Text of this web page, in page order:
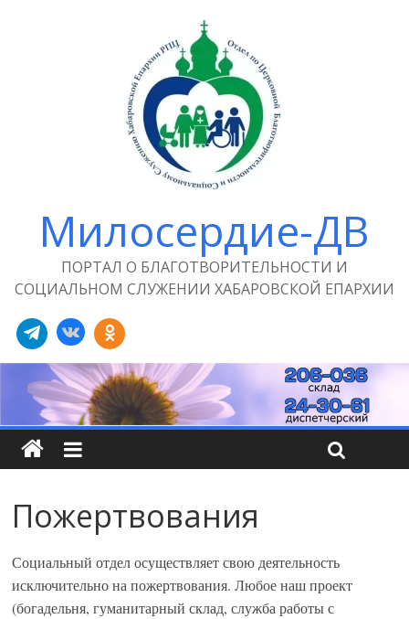
Милосердие-ДВ
ПОРТАЛ О БЛАГОТВОРИТЕЛЬНОСТИ И
СОЦИАЛЬНОМ СЛУЖЕНИИ ХАБАРОВСКОЙ ЕПАРХИИ
Пожертвования
Социальный отдел осуществляет свою деятельность
исключительно на пожертвования. Любое наш проект
(богадельня, гуманитарный склад, служба работы с